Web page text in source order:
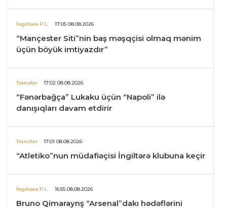
İngiltərə P.L. 17:05 08.08.2026
“Mançester Siti”nin baş məşqçisi olmaq mənim
üçün böyük imtiyazdır”
Transfer 17:02 08.08.2026
“Fənərbağça” Lukaku üçün “Napoli” ilə
danışıqları davam etdirir
Transfer 17:01 08.08.2026
“Atletiko”nun müdafiəçisi İngiltərə klubuna keçir
İngiltərə P.L. 16:55 08.08.2026
Bruno Qimaraynş “Arsenal”dakı hədəflərini